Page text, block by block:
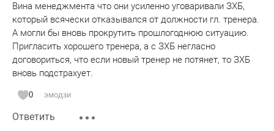
Вина менеджмента что они усиленно уговаривали ЗХБ,
который всячески отказывался от должности гл. тренера.
А могли бы вновь прокрутить прошлогоднюю ситуацию.
Пригласить хорошего тренера, а с ЗХБ негласно
договориться, что если новый тренер не потянет, то ЗХБ
вновь подстрахует.
0 эмодзи
Ответить